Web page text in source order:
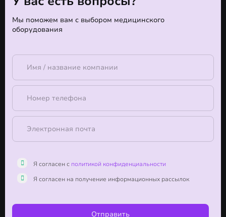
Мы поможем вам с выбором медицинского
оборудования
Отправить
Я согласен с политикой конфиденциальности
Я согласен на получение информационных рассылок